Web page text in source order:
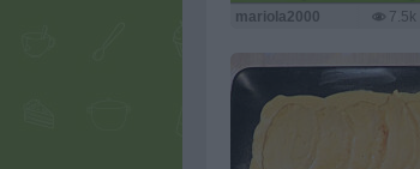
7.5k
mariola2000